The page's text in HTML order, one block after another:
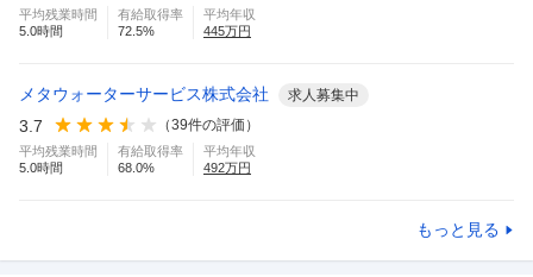
平均残業時間
5.0時間
有給取得率
72.5%
平均年収
445万円
メタウォーターサービス株式会社 求人募集中
3.7 （39件の評価）
平均残業時間
5.0時間
有給取得率
68.0%
平均年収
492万円
もっと見る